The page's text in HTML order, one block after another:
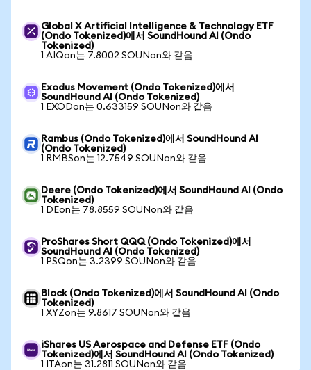
Global X Artificial Intelligence & Technology ETF
(Ondo Tokenized)에서 SoundHound AI (Ondo
Tokenized)
1 AIQon는 7.8002 SOUNon와 같음
Exodus Movement (Ondo Tokenized)에서
SoundHound AI (Ondo Tokenized)
1 EXODon는 0.633159 SOUNon와 같음
Rambus (Ondo Tokenized)에서 SoundHound AI
(Ondo Tokenized)
1 RMBSon는 12.7549 SOUNon와 같음
Deere (Ondo Tokenized)에서 SoundHound AI (Ondo
Tokenized)
1 DEon는 78.8559 SOUNon와 같음
ProShares Short QQQ (Ondo Tokenized)에서
SoundHound AI (Ondo Tokenized)
1 PSQon는 3.2399 SOUNon와 같음
Block (Ondo Tokenized)에서 SoundHound AI (Ondo
Tokenized)
1 XYZon는 9.8617 SOUNon와 같음
iShares US Aerospace and Defense ETF (Ondo
Tokenized)에서 SoundHound AI (Ondo Tokenized)
1 ITAon는 31.2811 SOUNon와 같음